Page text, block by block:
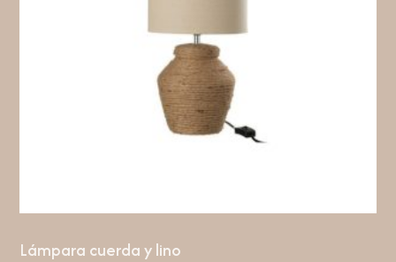
Lámpara cuerda y lino